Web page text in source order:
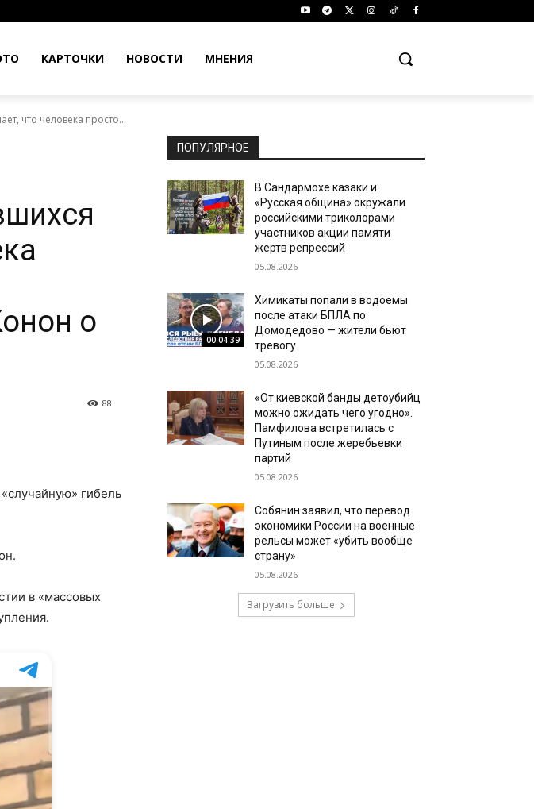
КАРТОЧКИ НОВОСТИ МНЕНИЯ
что человека просто...
о
88
гибель
в «массовых
ПОПУЛЯРНОЕ
В Сандармохе казаки и
«Русская община» окружали
российскими триколорами
участников акции памяти
жертв репрессий
05.08.2026
00:04:39
Химикаты попали в водоемы
после атаки БПЛА по
Домодедово — жители бьют
тревогу
05.08.2026
«От киевской банды детоубийц
можно ожидать чего угодно».
Памфилова встретилась с
Путиным после жеребьевки
партий
05.08.2026
Собянин заявил, что перевод
экономики России на военные
рельсы может «убить вообще
страну»
05.08.2026
Загрузить больше